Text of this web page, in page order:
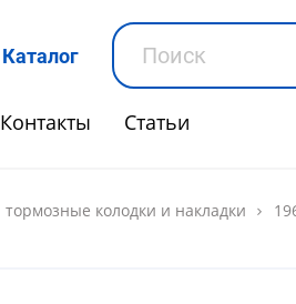
Каталог
Контакты Статьи
тормозные колодки и накладки